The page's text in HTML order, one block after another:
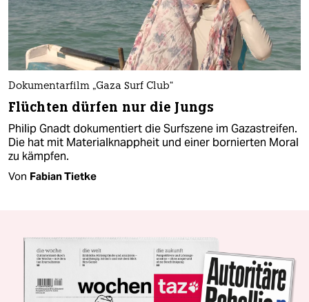
Dokumentarfilm „Gaza Surf Club“
Flüchten dürfen nur die Jungs
Philip Gnadt dokumentiert die Surfszene im Gazastreifen.
Die hat mit Materialknappheit und einer bornierten Moral
zu kämpfen.
Von Fabian Tietke